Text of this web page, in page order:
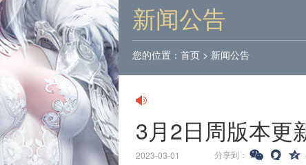
我的足迹： 天谕
新闻公告
您的位置： 首页 > 新闻公告
3月2日周版本更
2023-03-01 分享到：